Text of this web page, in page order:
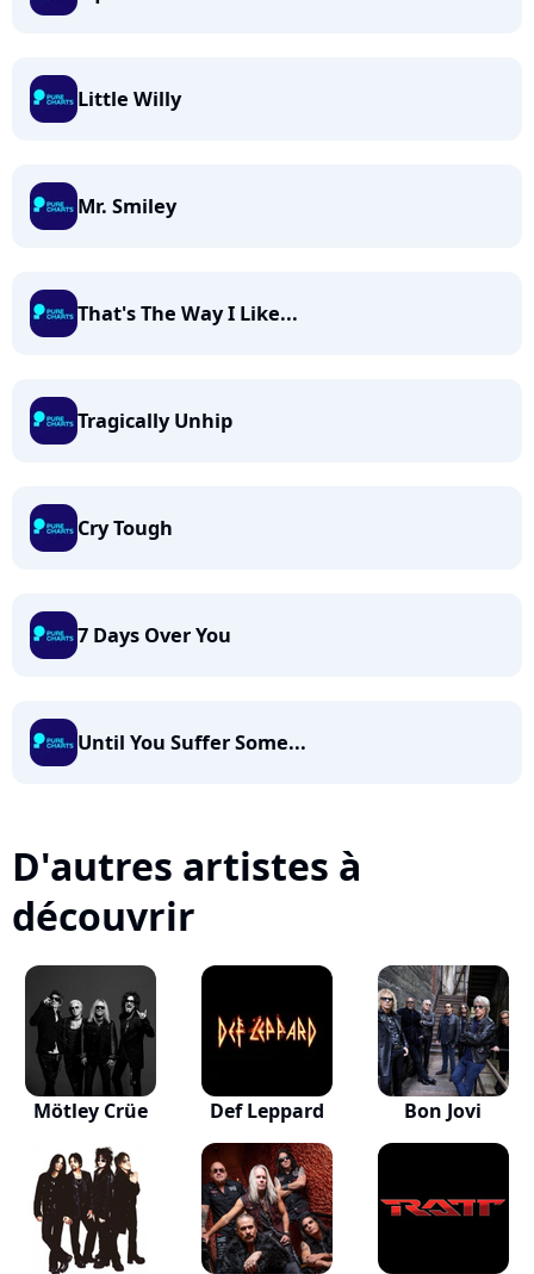
Little Willy
Mr. Smiley
That's The Way I Like...
Tragically Unhip
Cry Tough
7 Days Over You
Until You Suffer Some...
D'autres artistes à
découvrir
Mötley Crüe Def Leppard Bon Jovi